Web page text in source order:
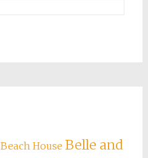
Beach House Belle and